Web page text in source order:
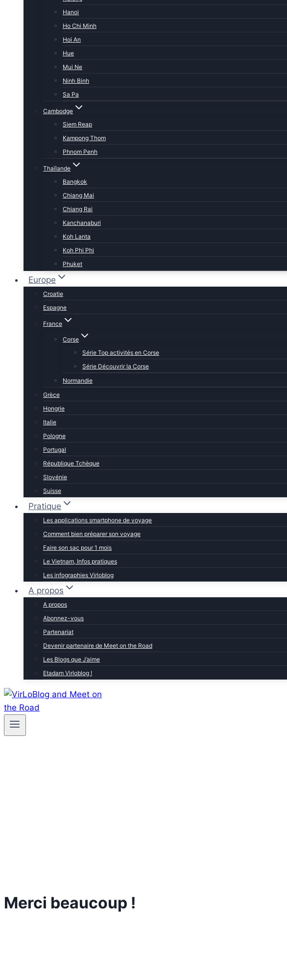
Hanoi
Ho Chi Minh
Hoi An
Hue
Mui Ne
Ninh Binh
Sa Pa
Cambodge
Siem Reap
Kampong Thom
Phnom Penh
Thaïlande
Bangkok
Chiang Mai
Chiang Rai
Kanchanaburi
Koh Lanta
Koh Phi Phi
Phuket
Europe
Croatie
Espagne
France
Corse
Série Top activités en Corse
Série Découvrir la Corse
Normandie
Grèce
Hongrie
Italie
Pologne
Portugal
République Tchèque
Slovénie
Suisse
Pratique
Les applications smartphone de voyage
Comment bien préparer son voyage
Faire son sac pour 1 mois
Le Vietnam, Infos pratiques
Les infographies Virloblog
A propos
A propos
Abonnez-vous
Partenariat
Devenir partenaire de Meet on the Road
Les Blogs que J’aime
Etadam Virloblog !
Merci beaucoup !